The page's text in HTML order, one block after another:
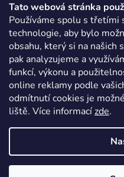
Tato webová stránka
Používáme spolu s třetími
technologie, aby bylo
obsahu, který si na našich
pak analyzujeme a
funkcí, výkonu a
online reklamy podle
odmítnutí cookies je
liště. Více informacízde.
Vytvořil